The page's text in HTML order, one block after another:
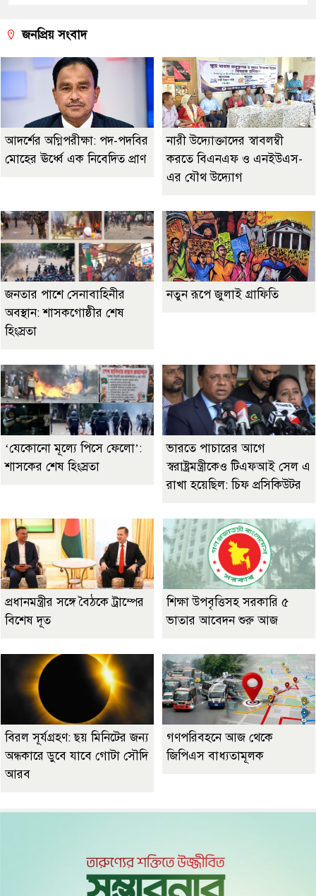
জনপ্রিয় সংবাদ
আদর্শের অগ্নিপরীক্ষা: পদ-পদবির
মোহের ঊর্ধ্বে এক নিবেদিত প্রাণ
নারী উদ্যোক্তাদের স্বাবলম্বী
করতে বিএনএফ ও এনইউএস-
এর যৌথ উদ্যোগ
জনতার পাশে সেনাবাহিনীর
অবস্থান: শাসকগোষ্ঠীর শেষ
হিংস্রতা
নতুন রূপে জুলাই গ্রাফিতি
‘যেকোনো মূল্যে পিসে ফেলো’:
শাসকের শেষ হিংস্রতা
ভারতে পাচারের আগে
স্বরাষ্ট্রমন্ত্রীকেও টিএফআই সেল এ
রাখা হয়েছিল: চিফ প্রসিকিউটর
প্রধানমন্ত্রীর সঙ্গে বৈঠকে ট্রাম্পের
বিশেষ দূত
শিক্ষা উপবৃত্তিসহ সরকারি ৫
ভাতার আবেদন শুরু আজ
বিরল সূর্যগ্রহণ: ছয় মিনিটের জন্য
অন্ধকারে ডুবে যাবে গোটা সৌদি
আরব
গণপরিবহনে আজ থেকে
জিপিএস বাধ্যতামূলক